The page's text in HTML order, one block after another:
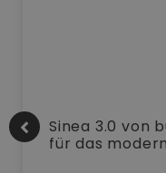
Sinea 3.0 von
für das